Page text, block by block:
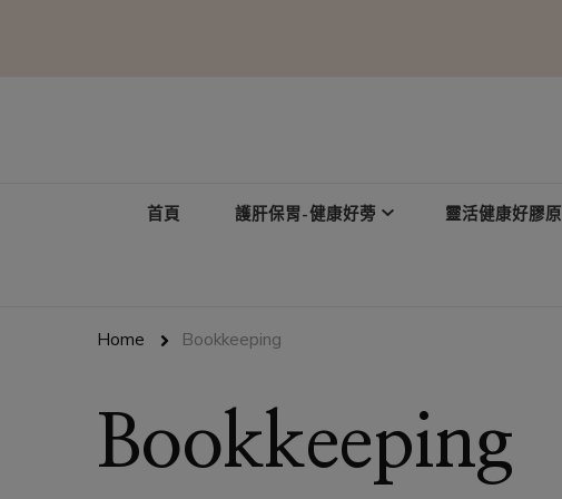
首頁 護肝保胃-健康好蒡 靈活健康好膠原
Home Bookkeeping
Bookkeeping